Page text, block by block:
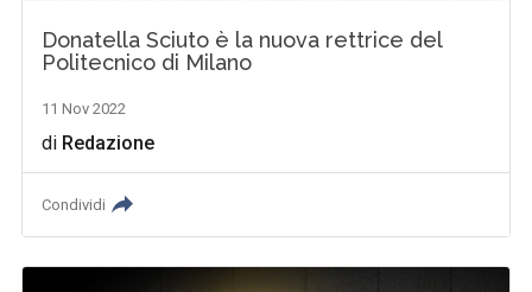
Donatella Sciuto è la nuova rettrice del
Politecnico di Milano
11 Nov 2022
di Redazione
Condividi